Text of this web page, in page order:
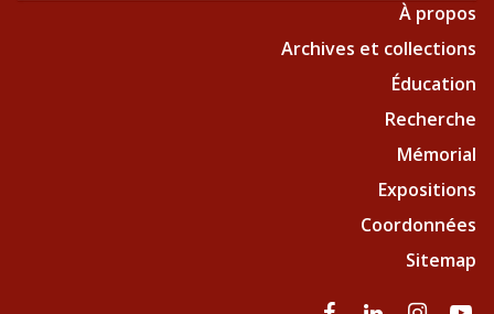
À propos
Archives et collections
Éducation
Recherche
Mémorial
Expositions
Coordonnées
Sitemap